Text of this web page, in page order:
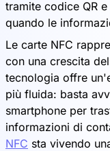
tramite codice QR
quando le
Le carte NFC
con una crescita
tecnologia offre
più fluida: basta
smartphone per
informazioni di
NFC sta vivendo